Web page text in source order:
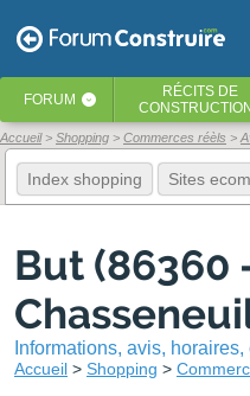
FORUM ‹ RÉCITS DE
Accueil Shopping Commerces réèls
Index shopping Sites
But (86360
Informations, avis,
Accueil Shopping